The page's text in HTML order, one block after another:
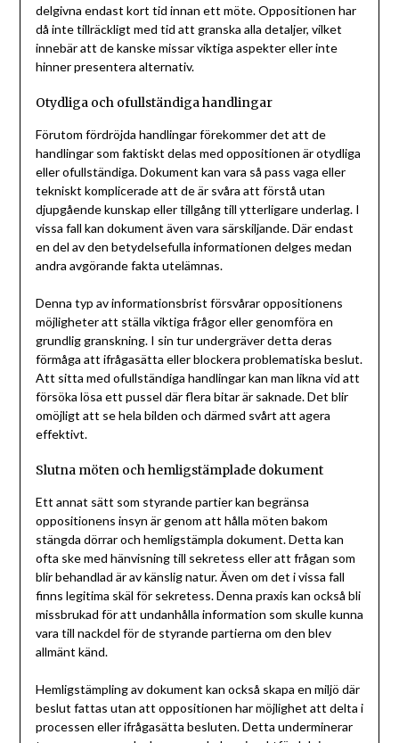
delgivna endast kort tid innan ett möte. Oppositionen har
då inte tillräckligt med tid att granska alla detaljer, vilket
innebär att de kanske missar viktiga aspekter eller inte
hinner presentera alternativ.
Otydliga och ofullständiga handlingar
Förutom fördröjda handlingar förekommer det att de
handlingar som faktiskt delas med oppositionen är otydliga
eller ofullständiga. Dokument kan vara så pass vaga eller
tekniskt komplicerade att de är svåra att förstå utan
djupgående kunskap eller tillgång till ytterligare underlag. I
vissa fall kan dokument även vara särskiljande. Där endast
en del av den betydelsefulla informationen delges medan
andra avgörande fakta utelämnas.
Denna typ av informationsbrist försvårar oppositionens
möjligheter att ställa viktiga frågor eller genomföra en
grundlig granskning. I sin tur undergräver detta deras
förmåga att ifrågasätta eller blockera problematiska beslut.
Att sitta med ofullständiga handlingar kan man likna vid att
försöka lösa ett pussel där flera bitar är saknade. Det blir
omöjligt att se hela bilden och därmed svårt att agera
effektivt.
Slutna möten och hemligstämplade dokument
Ett annat sätt som styrande partier kan begränsa
oppositionens insyn är genom att hålla möten bakom
stängda dörrar och hemligstämpla dokument. Detta kan
ofta ske med hänvisning till sekretess eller att frågan som
blir behandlad är av känslig natur. Även om det i vissa fall
finns legitima skäl för sekretess. Denna praxis kan också bli
missbrukad för att undanhålla information som skulle kunna
vara till nackdel för de styrande partierna om den blev
allmänt känd.
Hemligstämpling av dokument kan också skapa en miljö där
beslut fattas utan att oppositionen har möjlighet att delta i
processen eller ifrågasätta besluten. Detta underminerar